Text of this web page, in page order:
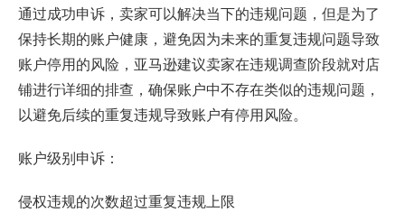
通过成功申诉，卖家可以解决当下的违规问题，但是为了
保持长期的账户健康，避免因为未来的重复违规问题导致
账户停用的风险，亚马逊建议卖家在违规调查阶段就对店
铺进行详细的排查，确保账户中不存在类似的违规问题，
以避免后续的重复违规导致账户有停用风险。
账户级别申诉：
侵权违规的次数超过重复违规上限